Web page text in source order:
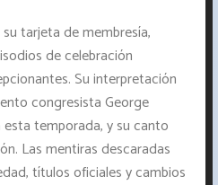
tarjeta de membresía,
de celebración
Su interpretación
congresista George
temporada, y su canto
Las mentiras descaradas
títulos oficiales y cambios